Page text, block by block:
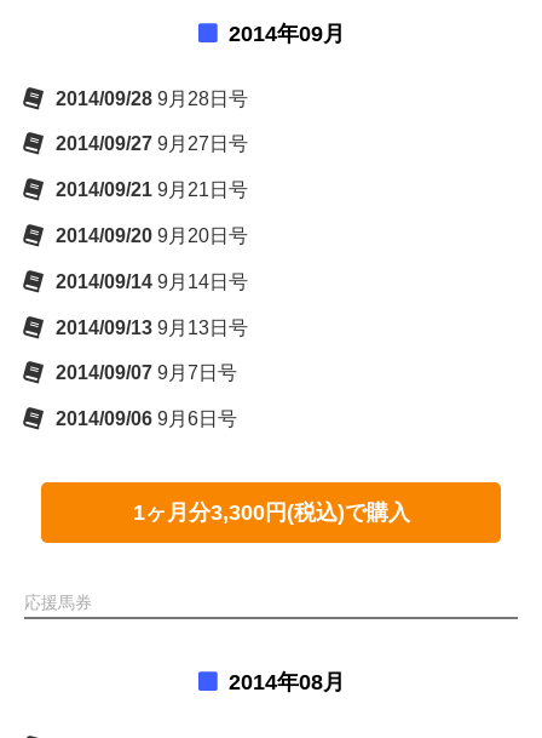
2014年09月
2014/09/28 9月28日号
2014/09/27 9月27日号
2014/09/21 9月21日号
2014/09/20 9月20日号
2014/09/14 9月14日号
2014/09/13 9月13日号
2014/09/07 9月7日号
2014/09/06 9月6日号
1ヶ月分3,300円(税込)で購入
応援馬券
2014年08月